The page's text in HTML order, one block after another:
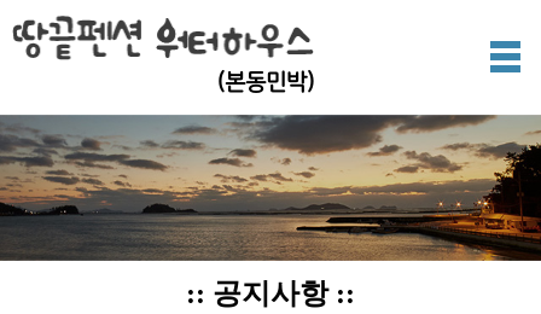
(본동민박)
:: 공지사항 ::